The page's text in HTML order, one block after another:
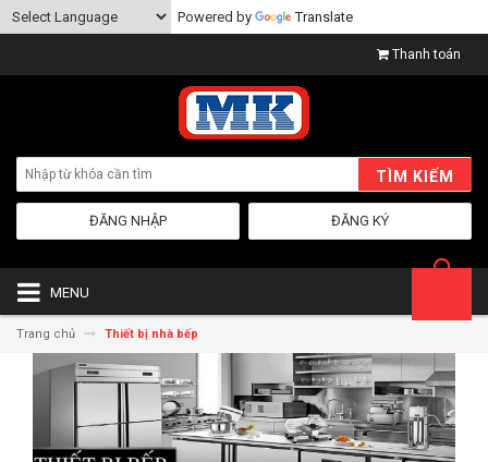
Powered by Translate
Thanh toán
TÌM KIẾM
ĐĂNG KÝ
ĐĂNG NHẬP
MENU
Trang chủ Thiết bị nhà bếp